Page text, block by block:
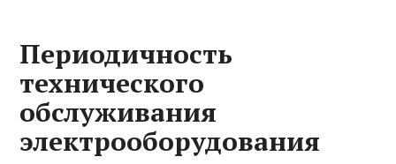
Периодичность
технического
обслуживания
электрооборудования